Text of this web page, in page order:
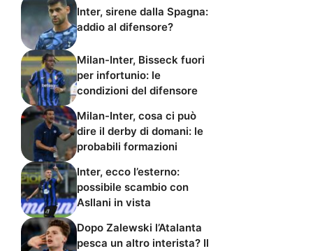
Inter, sirene dalla Spagna:
addio al difensore?
Milan-Inter, Bisseck fuori
per infortunio: le
condizioni del difensore
Milan-Inter, cosa ci può
dire il derby di domani: le
probabili formazioni
Inter, ecco l’esterno:
possibile scambio con
Asllani in vista
Dopo Zalewski l’Atalanta
pesca un altro interista? Il